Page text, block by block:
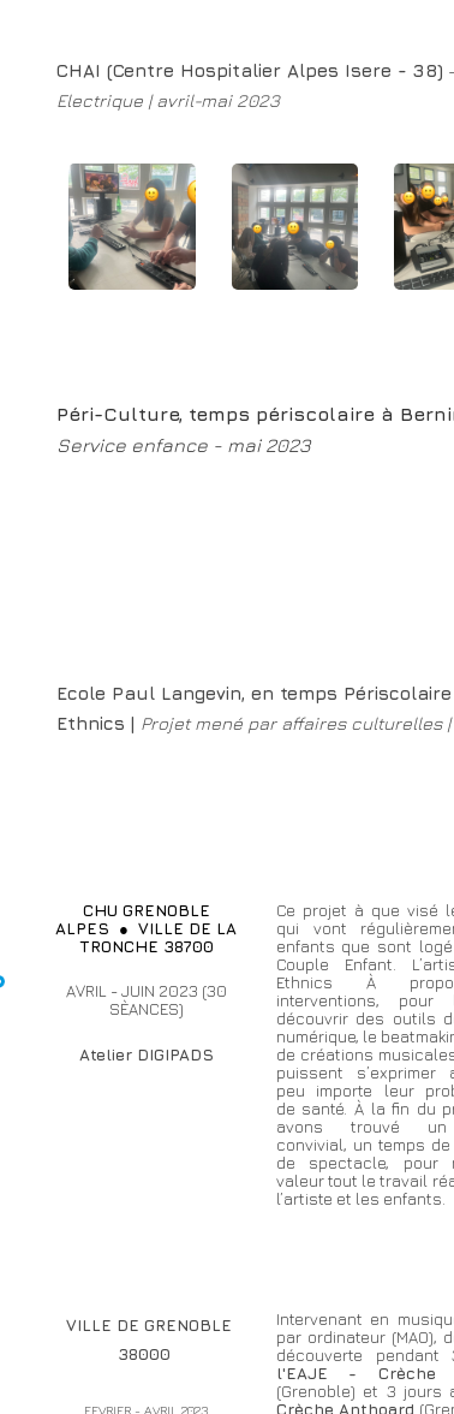
CHAI (Centre Hospitalier Alpes Isere - 38) -
Electrique | avril-mai 2023
Péri-Culture, temps périscolaire à
Service enfance - mai 2023
Ecole Paul Langevin, en temps
Ethnics | Projet mené par affaires culturelles
CHU GRENOBLE
ALPES ● VILLE DE LA
TRONCHE 38700
AVRIL - JUIN 2023 (30
SÈANCES)
Atelier DIGIPADS
Ce projet à que visé
qui vont
enfants que sont logé
Couple Enfant.
Ethnics À
interventions, pour
découvrir des outils
numérique, le
de créations
puissent s’exprimer
peu importe leur
de santé. À la fin du
avons trouvé un
convivial, un temps
de spectacle, pour
valeur tout le travail
l’artiste et les enfants.
VILLE DE GRENOBLE
38000
FEVRIER - AVRIL 2023
Intervenant en
par ordinateur (MAO),
découverte
l'EAJE - Crèche
(Grenoble) et 3 jours
Crèche Anthoard